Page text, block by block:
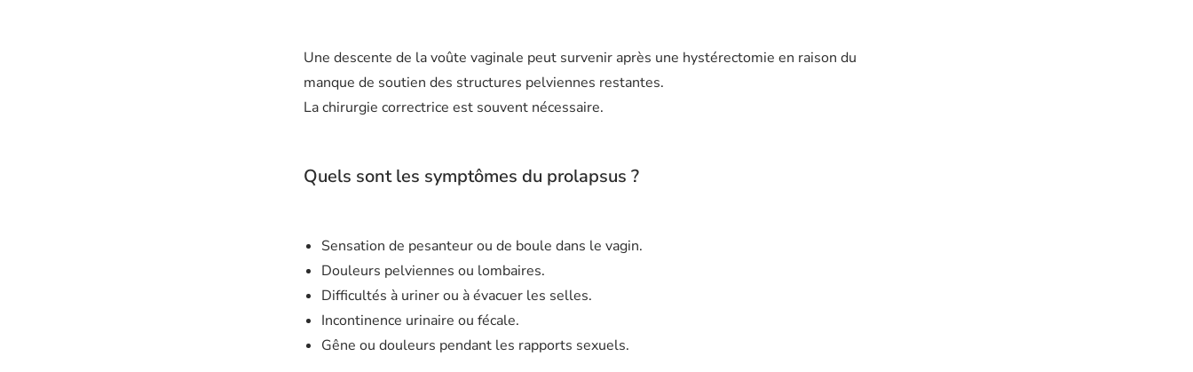
Une descente de la voûte vaginale peut survenir après une hystérectomie en raison du
manque de soutien des structures pelviennes restantes.
La chirurgie correctrice est souvent nécessaire.
Quels sont les symptômes du prolapsus ?
Sensation de pesanteur ou de boule dans le vagin.
Douleurs pelviennes ou lombaires.
Difficultés à uriner ou à évacuer les selles.
Incontinence urinaire ou fécale.
Gêne ou douleurs pendant les rapports sexuels.